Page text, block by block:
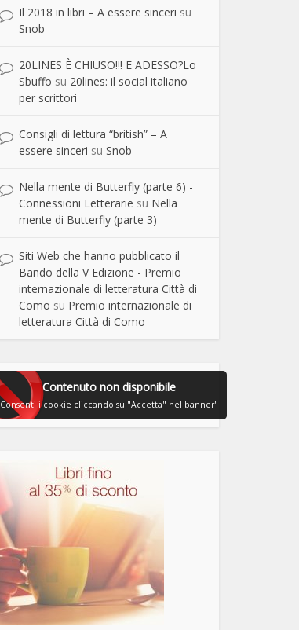
Il 2018 in libri – A essere sinceri su
Snob
20LINES È CHIUSO!!! E ADESSO?Lo
Sbuffo su 20lines: il social italiano
per scrittori
Consigli di lettura “british” – A
essere sinceri su Snob
Nella mente di Butterfly (parte 6) -
Connessioni Letterarie su Nella
mente di Butterfly (parte 3)
Siti Web che hanno pubblicato il
Bando della V Edizione - Premio
internazionale di letteratura Città di
Como su Premio internazionale di
letteratura Città di Como
Contenuto non disponibile
Consenti i cookie cliccando su "Accetta" nel banner"